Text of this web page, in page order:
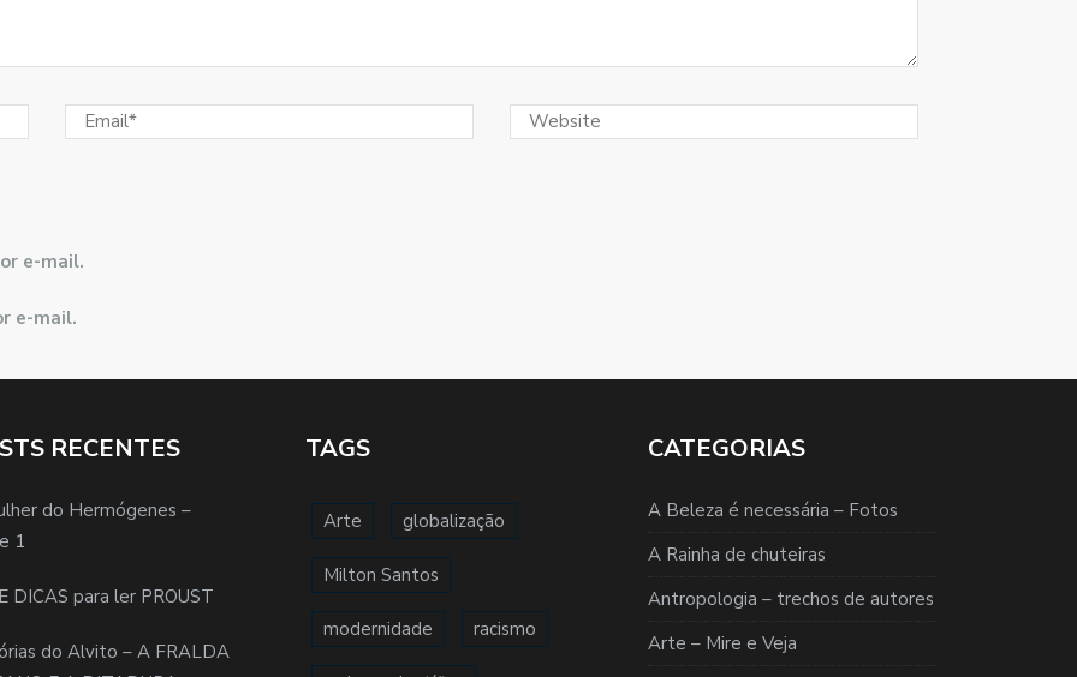
e-mail.
e-mail.
RECENTES
do Hermógenes –
1
DICAS para ler PROUST
do Alvito – A FRALDA
TAGS
Arte globalização
Milton Santos
modernidade racismo
CATEGORIAS
A Beleza é necessária – Fotos
A Rainha de chuteiras
Antropologia – trechos de autores
Arte – Mire e Veja